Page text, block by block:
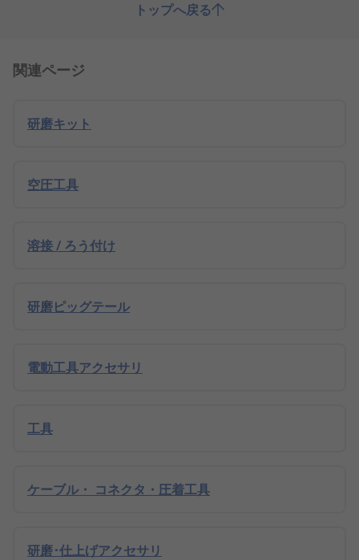
トップへ戻る
関連ページ
研磨キット
空圧工具
溶接 / ろう付け
研磨ピッグテール
電動工具アクセサリ
工具
ケーブル・ コネクタ・圧着工具
研磨･仕上げアクセサリ